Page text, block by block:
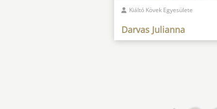
Kiáltó Kövek Egyesülete
Darvas Julianna